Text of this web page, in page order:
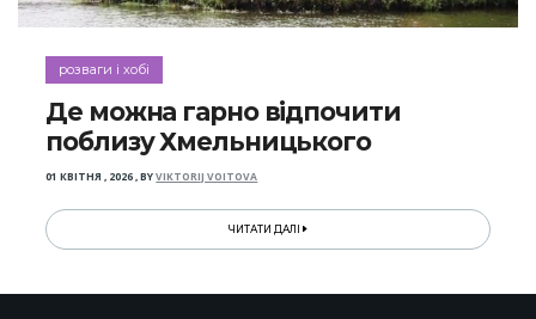
розваги і хобі
Де можна гарно відпочити
поблизу Хмельницького
01 КВІТНЯ , 2026,BYVIKTORIJ VOITOVA
ЧИТАТИ ДАЛІ